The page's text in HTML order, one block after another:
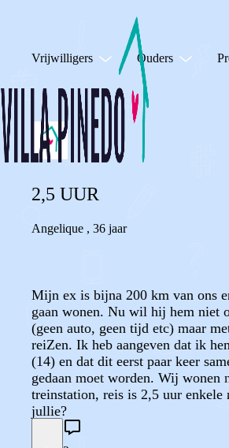
Vrijwilligers Ouders
2,5 UUR
Angelique , 36 jaar
Mijn ex is bijna 200 km van ons
gaan wonen. Nu wil hij hem niet
(geen auto, geen tijd etc) maar
reiZen. Ik heb aangeven dat ik
(14) en dat dit eerst paar keer
gedaan moet worden. Wij wonen
treinstation, reis is 2,5 uur enkele
jullie?